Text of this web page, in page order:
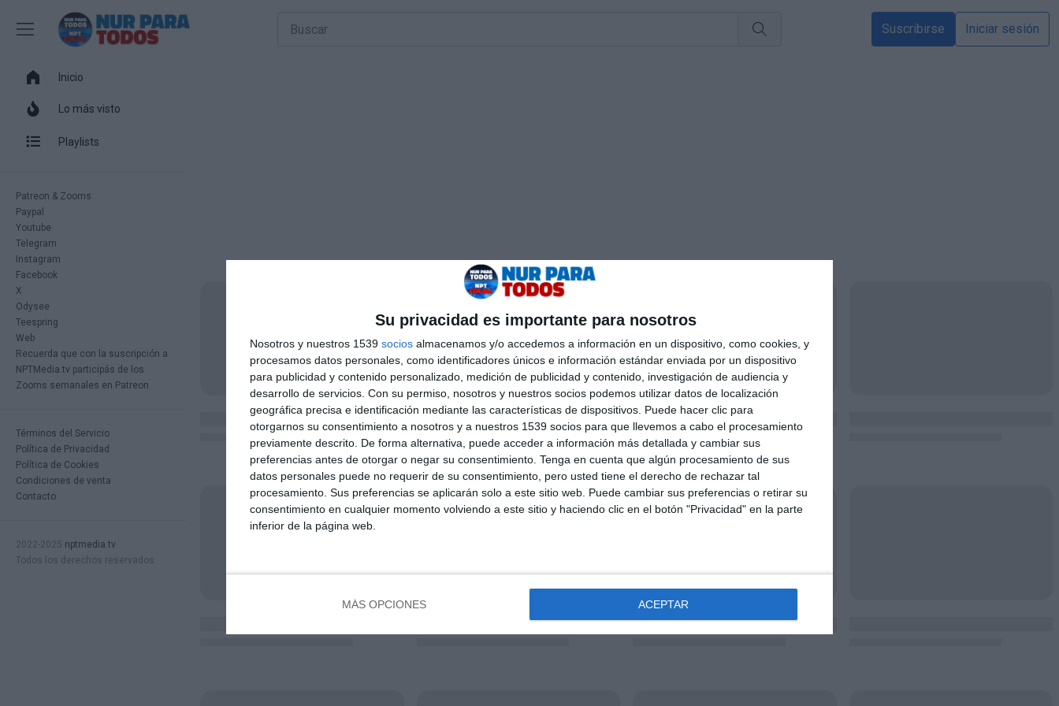
Su privacidad es importante para nosotros
Nosotros y nuestros 1539 socios almacenamos y/o accedemos a información en un dispositivo, como cookies, y
procesamos datos personales, como identificadores únicos e información estándar enviada por un dispositivo
para publicidad y contenido personalizado, medición de publicidad y contenido, investigación de audiencia y
desarrollo de servicios. Con su permiso, nosotros y nuestros socios podemos utilizar datos de localización
geográfica precisa e identificación mediante las características de dispositivos. Puede hacer clic para
otorgarnos su consentimiento a nosotros y a nuestros 1539 socios para que llevemos a cabo el procesamiento
previamente descrito. De forma alternativa, puede acceder a información más detallada y cambiar sus
preferencias antes de otorgar o negar su consentimiento. Tenga en cuenta que algún procesamiento de sus
datos personales puede no requerir de su consentimiento, pero usted tiene el derecho de rechazar tal
procesamiento. Sus preferencias se aplicarán solo a este sitio web. Puede cambiar sus preferencias o retirar su
consentimiento en cualquier momento volviendo a este sitio y haciendo clic en el botón "Privacidad" en la parte
inferior de la página web.
MÁS OPCIONES ACEPTAR
Suscribirse Iniciar sesión
Inicio
Lo más visto
Playlists
Patreon & Zooms
Paypal
Youtube
Telegram
Instagram
Facebook
X
Odysee
Teespring
Web
Recuerda que con la suscripción a
NPTMedia.tv participás de los
Zooms semanales en Patreon
Términos del Servicio
Política de Privacidad
Política de Cookies
Condiciones de venta
Contacto
2022-2025 nptmedia.tv
Todos los derechos reservados